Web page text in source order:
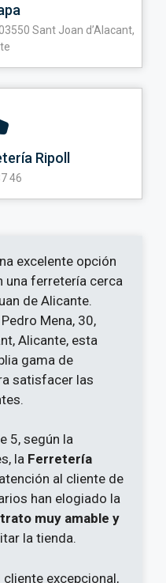
Sant Joan d’Alacant,
Ripoll
46
excelente opción
una ferretería cerca
de Alicante.
Mena, 30,
Alicante, esta
gama de
satisfacer las
5, según la
la Ferretería
al cliente de
han elogiado la
trato muy amable y
la tienda.
excepcional,